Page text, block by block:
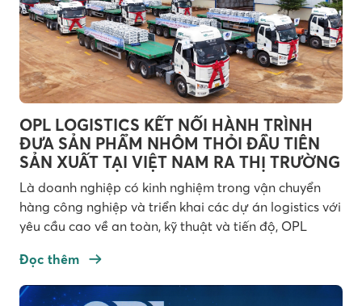
OPL LOGISTICS KẾT NỐI HÀNH TRÌNH
ĐƯA SẢN PHẨM NHÔM THỎI ĐẦU TIÊN
SẢN XUẤT TẠI VIỆT NAM RA THỊ TRƯỜNG
Là doanh nghiệp có kinh nghiệm trong vận chuyển
hàng công nghiệp và triển khai các dự án logistics với
yêu cầu cao về an toàn, kỹ thuật và tiến độ, OPL
chuyển sản phẩm nhôm thỏi (Aluminum Ingot) đầu
tiên được sản xuất tại […]
Đọc thêm